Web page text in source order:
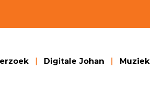
Digitale Johan Muziek